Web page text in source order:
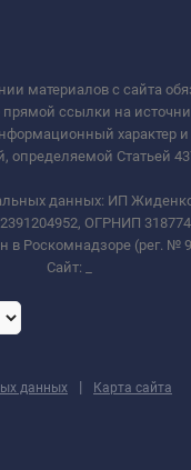
материалов с сайта
прямой ссылки на
характер и
определяемой Статьей
данных: ИП
ОГРНИП
в Роскомнадзоре (рег. №
Сайт:
данных | Карта сайта